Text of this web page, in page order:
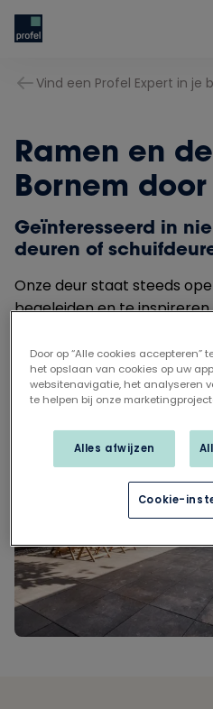
Vind een Profel Expert in je
Ramen en
Bornem door
Geïnteresseerd in
deuren of
Onze deur staat steeds
begeleiden en te
vrijblijvend bij het maken
keuze.
Door op “Alle cookies accepteren”
het opslaan van cookies op uw
websitenavigatie, het analyseren
te helpen bij onze
Alles afwijzen
Cookie-